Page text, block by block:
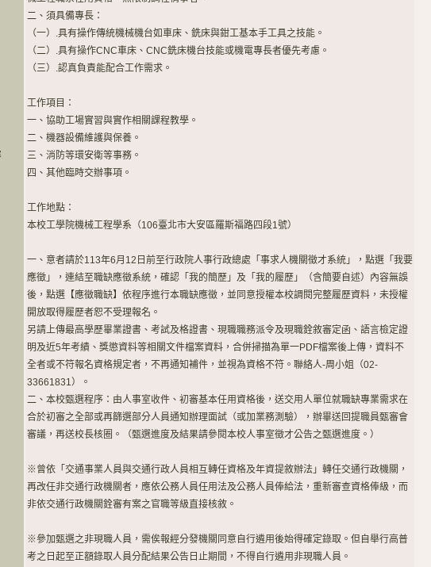
二、須具備專長：
（一）.具有操作傳統機械機台如車床、銑床與鉗工基本手工具之技能。
（二）.具有操作CNC車床、CNC銑床機台技能或機電專長者優先考慮。
（三）.認真負責能配合工作需求。
工作項目：
一、協助工場實習與實作相關課程教學。
二、機器設備維護與保養。
三、消防等環安衛等事務。
四、其他臨時交辦事項。
工作地點：
本校工學院機械工程學系（106臺北市大安區羅斯福路四段1號）
一、意者請於113年6月12日前至行政院人事行政總處「事求人機關徵才系統」，點選「我要
應徵」，連結至職缺應徵系統，確認「我的簡歷」及「我的履歷」（含簡要自述）內容無誤
後，點選【應徵職缺】依程序進行本職缺應徵，並同意授權本校調閱完整履歷資料，未授權
開放取得履歷者恕不受理報名。
另請上傳最高學歷畢業證書、考試及格證書、現職職務派令及現職銓敘審定函、語言檢定證
明及近5年考績、獎懲資料等相關文件檔案資料，合併掃描為單一PDF檔案後上傳，資料不
全者或不符報名資格規定者，不再通知補件，並視為資格不符。聯絡人-周小姐（02-
33661831）。
二、本校甄選程序：由人事室收件、初審基本任用資格後，送交用人單位就職缺專業需求在
合於初審之全部或再篩選部分人員通知辦理面試（或加業務測驗），辦畢送回提職員甄審會
審議，再送校長核圈。（甄選進度及結果請參閱本校人事室徵才公告之甄選進度。）
※曾依「交通事業人員與交通行政人員相互轉任資格及年資提敘辦法」轉任交通行政機關，
再改任非交通行政機關者，應依公務人員任用法及公務人員俸給法，重新審查資格俸級，而
非依交通行政機關銓審有案之官職等級直接核敘。
※參加甄選之非現職人員，需俟報經分發機關同意自行遴用後始得確定錄取。但自舉行高普
考之日起至正額錄取人員分配結果公告日止期間，不得自行遴用非現職人員。